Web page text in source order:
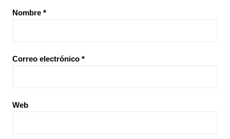
Nombre *
Correo electrónico *
Web